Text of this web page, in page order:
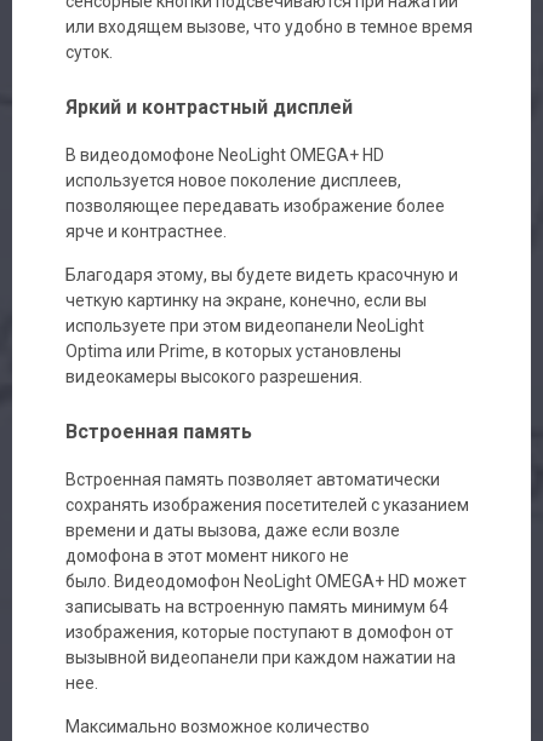
или входящем вызове, что удобно в темное время
суток.
Яркий и контрастный дисплей
В видеодомофоне NeoLight OMEGA+ HD
используется новое поколение дисплеев,
позволяющее передавать изображение более
ярче и контрастнее.
Благодаря этому, вы будете видеть красочную и
четкую картинку на экране, конечно, если вы
используете при этом видеопанели NeoLight
Optima или Prime, в которых установлены
видеокамеры высокого разрешения.
Встроенная память
Встроенная память позволяет автоматически
сохранять изображения посетителей с указанием
времени и даты вызова, даже если возле
домофона в этот момент никого не
было. Видеодомофон NeoLight OMEGA+ HD может
записывать на встроенную память минимум 64
изображения, которые поступают в домофон от
вызывной видеопанели при каждом нажатии на
нее.
Максимально возможное количество